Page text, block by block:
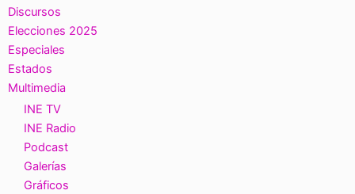
Discursos
Elecciones 2025
Especiales
Estados
Multimedia
INE TV
INE Radio
Podcast
Galerías
Gráficos